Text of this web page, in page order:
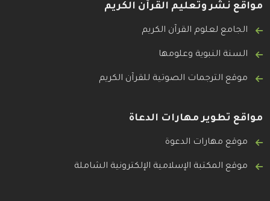
مواقع نشر وتعليم القرآن الكريم
الجامع لعلوم القرآن الكريم
السنة النبوية وعلومها
موقع الترجمات الصوتية للقرآن الكريم
مواقع تطوير مهارات الدعاة
موقع مهارات الدعوة
موقع المكتبة الإسلامية الإلكترونية الشاملة